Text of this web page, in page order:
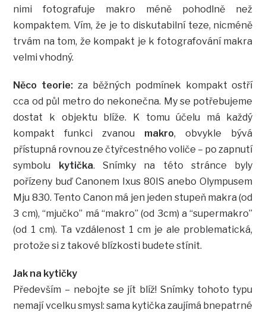
nimi fotografuje makro méně pohodlně než
kompaktem. Vím, že je to diskutabilní teze, nicméně
trvám na tom, že kompakt je k fotografování makra
velmi vhodný.
Něco teorie: za běžných podmínek kompakt ostří
cca od půl metro do nekonečna. My se potřebujeme
dostat k objektu blíže. K tomu účelu má každý
kompakt funkci zvanou makro, obvykle bývá
přístupná rovnou ze čtyřcestného voliče – po zapnutí
symbolu
kytička. Snímky na této stránce byly
pořízeny buď Canonem Ixus 80IS anebo Olympusem
Mju 830. Tento Canon má jen jeden stupeň makra (od
3 cm), “mjučko” má “makro” (od 3cm) a “supermakro”
(od 1 cm). Ta vzdálenost 1 cm je ale problematická,
protože si z takové blízkosti budete stínit.
Jak na kytičky
Především – nebojte se jít blíž! Snímky tohoto typu
nemají vcelku smysl: sama kytička zaujímá bnepatrné